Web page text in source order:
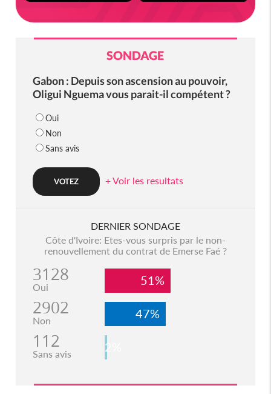
SONDAGE
Gabon : Depuis son ascension au pouvoir,
Oligui Nguema vous parait-il compétent ?
Oui
Non
Sans avis
+ Voir les resultats
DERNIER SONDAGE
Côte d'Ivoire: Etes-vous surpris par le non-
renouvellement du contrat de Emerse Faé ?
3128
Oui 51%
2902
Non 47%
112
Sans avis 2%